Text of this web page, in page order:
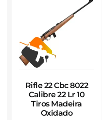
Rifle 22 Cbc 8022
Calibre 22 Lr 10
Tiros Madeira
Oxidado